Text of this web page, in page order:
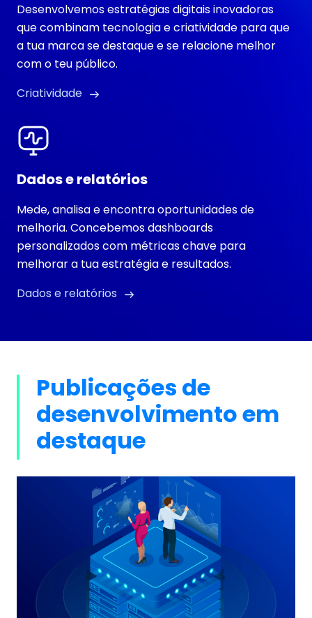
Desenvolvemos estratégias digitais inovadoras
que combinam tecnologia e criatividade para que
a tua marca se destaque e se relacione melhor
com o teu público.
Criatividade
Dados e relatórios
Mede, analisa e encontra oportunidades de
melhoria. Concebemos dashboards
personalizados com métricas chave para
melhorar a tua estratégia e resultados.
Dados e relatórios
Publicações de
desenvolvimento em
destaque